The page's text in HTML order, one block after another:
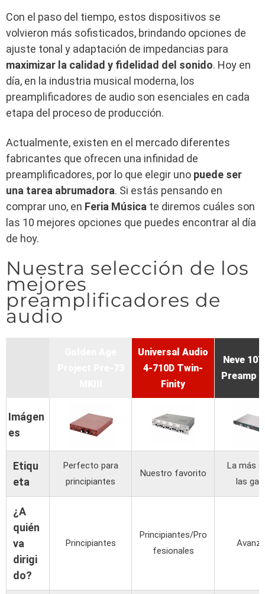
Con el paso del tiempo, estos dispositivos se
volvieron más sofisticados, brindando opciones de
ajuste tonal y adaptación de impedancias para
maximizar la calidad y fidelidad del sonido. Hoy en
día, en la industria musical moderna, los
preamplificadores de audio son esenciales en cada
etapa del proceso de producción.
Actualmente, existen en el mercado diferentes
fabricantes que ofrecen una infinidad de
preamplificadores, por lo que elegir uno puede ser
una tarea abrumadora. Si estás pensando en
comprar uno, en Feria Música te diremos cuáles son
las 10 mejores opciones que puedes encontrar al día
de hoy.
Nuestra selección de los
mejores
preamplificadores de
audio
Universal Audio
4-710D Twin-
Finity
Neve
Preamp
Imágen
es
Etiqu
eta
Perfecto para
principiantes
Nuestro favorito
La más
las
¿A
quién
va
dirigi
do?
Principiantes
Principiantes/Pro
fesionales